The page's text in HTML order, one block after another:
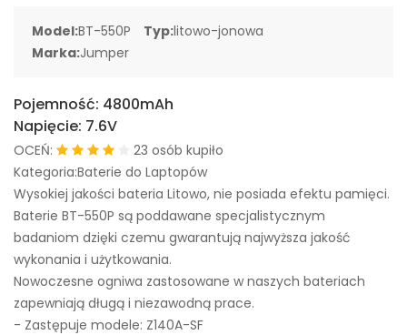
Model:BT-550P Typ:litowo-jonowa
Marka:Jumper
Pojemność: 4800mAh
Napięcie: 7.6V
OCEŃ:
23 osób kupiło
Kategoria:Baterie do Laptopów
Wysokiej jakości bateria Litowo, nie posiada efektu pamięci.
Baterie BT-550P są poddawane specjalistycznym
badaniom dzięki czemu gwarantują najwyższa jakość
wykonania i użytkowania.
Nowoczesne ogniwa zastosowane w naszych bateriach
zapewniają długą i niezawodną prace.
- Zastępuje modele: Z140A-SF